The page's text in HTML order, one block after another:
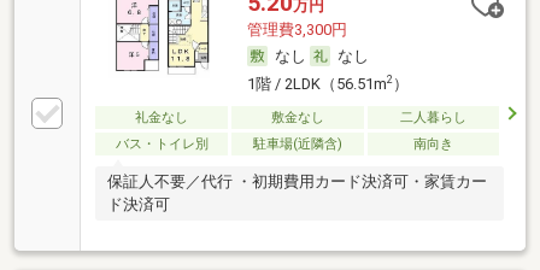
万円
管理費3,300円
なし
なし
1階 / 2LDK（56.51m2）
礼金なし 敷金なし
二人暮らし
バス・トイレ別
駐車場(近隣含) 南向き
保証人不要／代行 ・初期費用カード決済可・家賃カー
ド決済可